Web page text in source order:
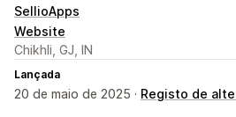
SellioApps
Website
Chikhli, GJ, IN
Lançada
20 de maio de 2025 · Registo de